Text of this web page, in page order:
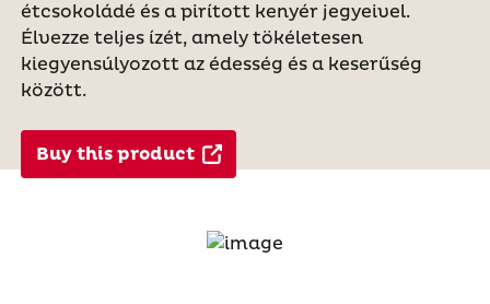
étcsokoládé és a pirított kenyér jegyeivel.
Élvezze teljes ízét, amely tökéletesen
kiegyensúlyozott az édesség és a keserűség
között.
Buy this product